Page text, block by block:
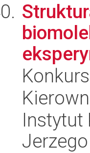
Instytut